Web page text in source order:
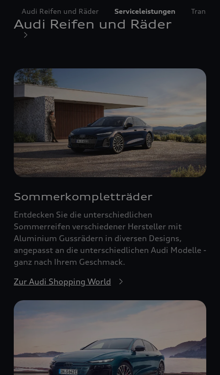
Audi Reifen und Räder Serviceleistungen
Audi Reifen und Räder
Sommerkompletträder
Entdecken Sie die unterschiedlichen
Sommerreifen verschiedener Hersteller mit
Aluminium Gussrädern in diversen Designs,
angepasst an die unterschiedlichen Audi Modelle -
ganz nach Ihrem Geschmack.
Zur Audi Shopping World